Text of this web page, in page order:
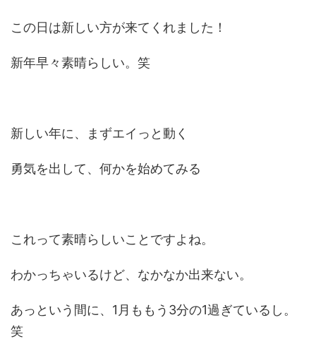
この日は新しい方が来てくれました！
新年早々素晴らしい。笑
新しい年に、まずエイっと動く
勇気を出して、何かを始めてみる
これって素晴らしいことですよね。
わかっちゃいるけど、なかなか出来ない。
あっという間に、1月ももう3分の1過ぎているし。
笑